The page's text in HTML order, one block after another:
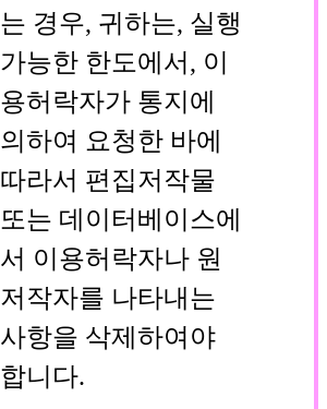
는 경우, 귀하는, 실행
가능한 한도에서, 이
용허락자가 통지에
의하여 요청한 바에
따라서 편집저작물
또는 데이터베이스에
서 이용허락자나 원
저작자를 나타내는
사항을 삭제하여야
합니다.